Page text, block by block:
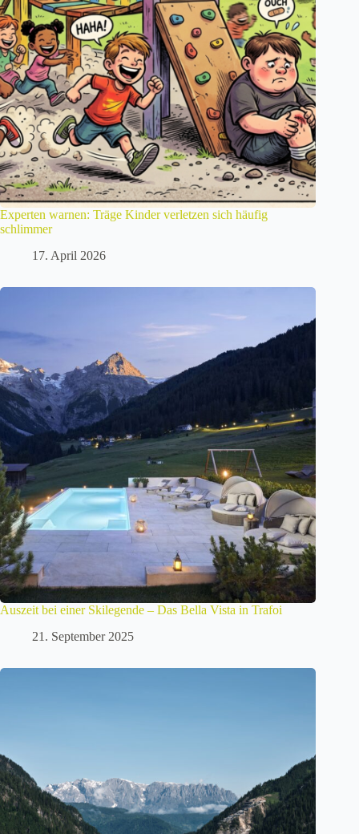
Experten warnen: Träge Kinder verletzen sich häufig
schlimmer
17. April 2026
Auszeit bei einer Skilegende – Das Bella Vista in Trafoi
21. September 2025